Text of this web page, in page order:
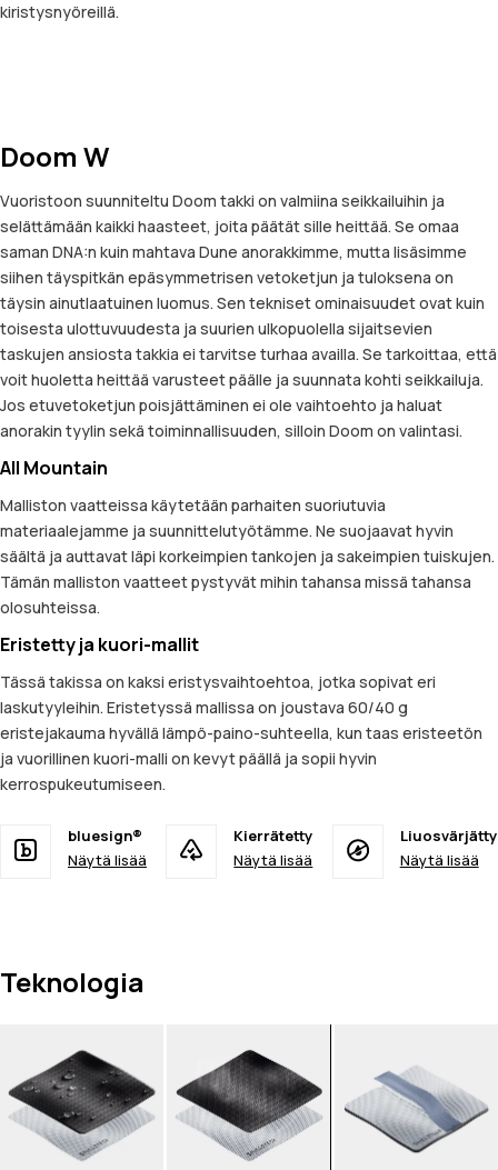
kiristysnyöreillä.
Doom W
Vuoristoon suunniteltu Doom takki on valmiina seikkailuihin ja
selättämään kaikki haasteet, joita päätät sille heittää. Se omaa
saman DNA:n kuin mahtava Dune anorakkimme, mutta lisäsimme
siihen täyspitkän epäsymmetrisen vetoketjun ja tuloksena on
täysin ainutlaatuinen luomus. Sen tekniset ominaisuudet ovat kuin
toisesta ulottuvuudesta ja suurien ulkopuolella sijaitsevien
taskujen ansiosta takkia ei tarvitse turhaa availla. Se tarkoittaa, että
voit huoletta heittää varusteet päälle ja suunnata kohti seikkailuja.
Jos etuvetoketjun poisjättäminen ei ole vaihtoehto ja haluat
anorakin tyylin sekä toiminnallisuuden, silloin Doom on valintasi.
All Mountain
Malliston vaatteissa käytetään parhaiten suoriutuvia
materiaalejamme ja suunnittelutyötämme. Ne suojaavat hyvin
säältä ja auttavat läpi korkeimpien tankojen ja sakeimpien tuiskujen.
Tämän malliston vaatteet pystyvät mihin tahansa missä tahansa
olosuhteissa.
Eristetty ja kuori-mallit
Tässä takissa on kaksi eristysvaihtoehtoa, jotka sopivat eri
laskutyyleihin. Eristetyssä mallissa on joustava 60/40 g
eristejakauma hyvällä lämpö-paino-suhteella, kun taas eristeetön
ja vuorillinen kuori-malli on kevyt päällä ja sopii hyvin
kerrospukeutumiseen.
bluesign®
Näytä lisää
Kierrätetty
Näytä lisää
Liuosvärjätty
Näytä lisää
Teknologia